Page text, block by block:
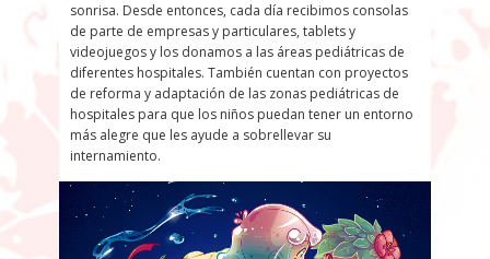
sonrisa. Desde entonces, cada día recibimos consolas
de parte de empresas y particulares, tablets y
videojuegos y los donamos a las áreas pediátricas de
diferentes hospitales. También cuentan con proyectos
de reforma y adaptación de las zonas pediátricas de
hospitales para que los niños puedan tener un entorno
más alegre que les ayude a sobrellevar su
internamiento.